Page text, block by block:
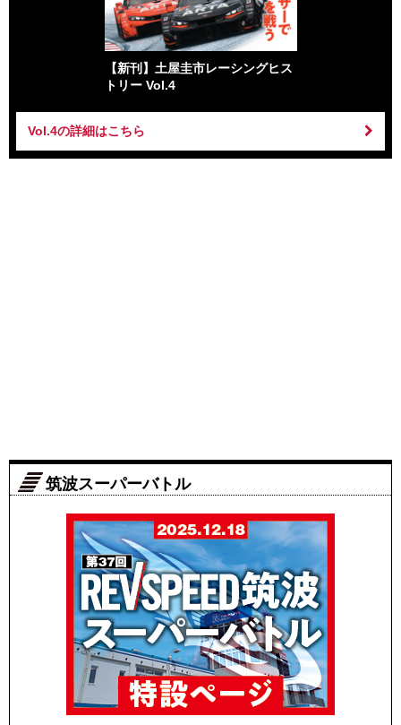
【新刊】土屋圭市レーシングヒス
トリー Vol.4
Vol.4の詳細はこちら
筑波スーパーバトル